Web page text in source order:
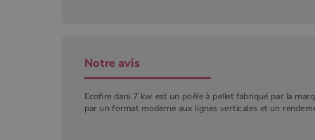
Notre avis
Ecofire dani 7 kw est un poêle à pellet fabriqué par la
par un format moderne aux lignes verticales et un